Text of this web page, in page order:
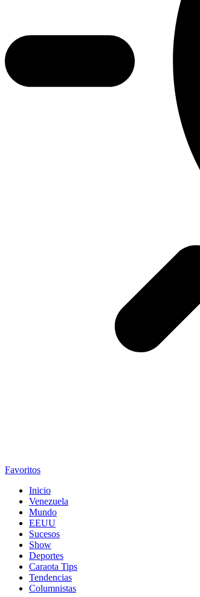
Favoritos
Inicio
Venezuela
Mundo
EEUU
Sucesos
Show
Deportes
Caraota Tips
Tendencias
Columnistas